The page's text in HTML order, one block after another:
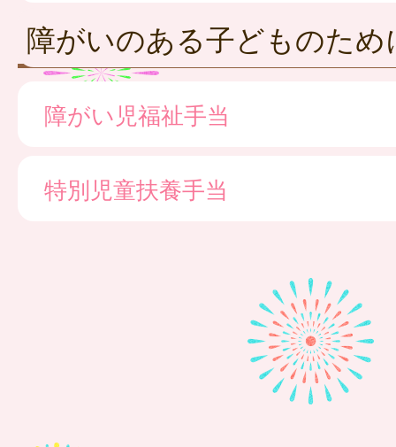
障がいのある子どものため
障がい児福祉手当
特別児童扶養手当